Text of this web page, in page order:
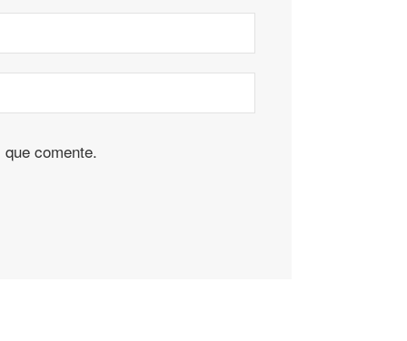
comente.